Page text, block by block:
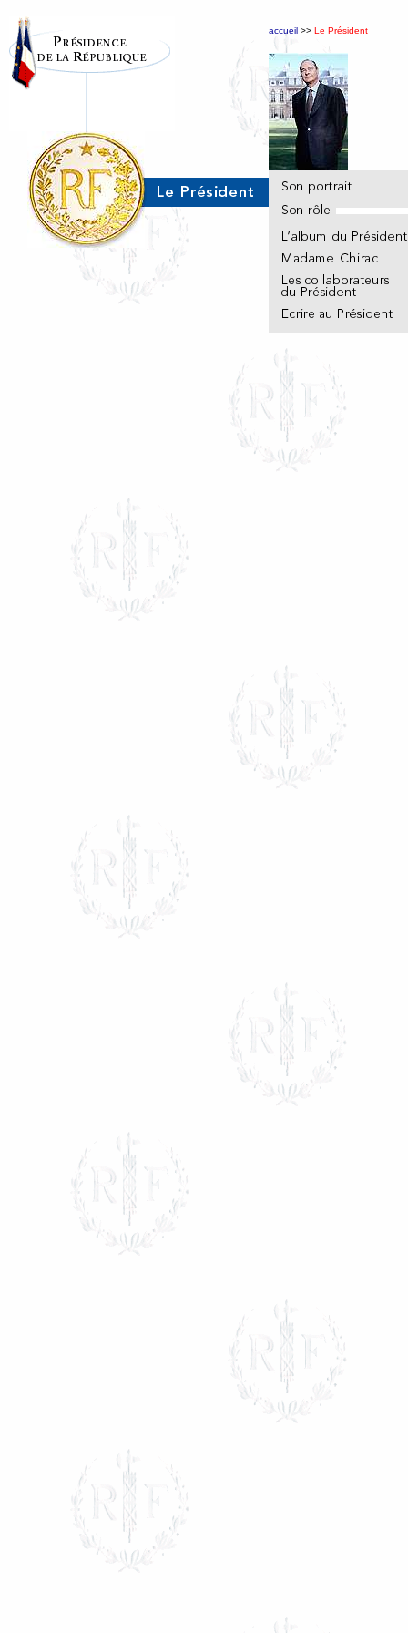
accueil >> Le Président